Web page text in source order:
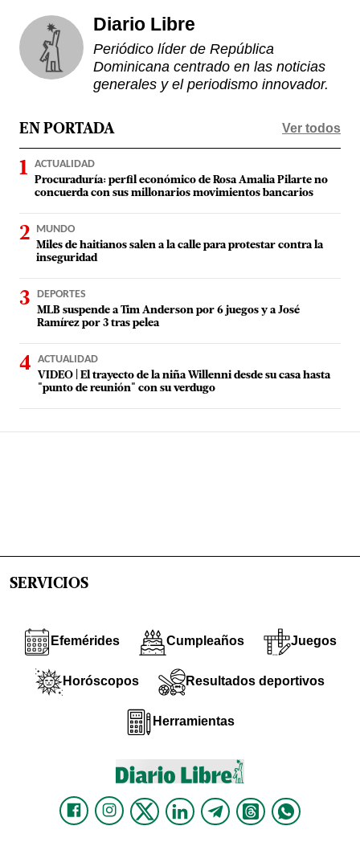
Diario Libre
Periódico líder de República
Dominicana centrado en las noticias
generales y el periodismo innovador.
EN PORTADA Ver todos
ACTUALIDAD
Procuraduría: perfil económico de Rosa Amalia Pilarte no
concuerda con sus millonarios movimientos bancarios
MUNDO
Miles de haitianos salen a la calle para protestar contra la
inseguridad
DEPORTES
MLB suspende a Tim Anderson por 6 juegos y a José
Ramírez por 3 tras pelea
ACTUALIDAD
VIDEO | El trayecto de la niña Willenni desde su casa hasta
"punto de reunión" con su verdugo
SERVICIOS
Efemérides Cumpleaños Juegos
Horóscopos Resultados deportivos
Herramientas